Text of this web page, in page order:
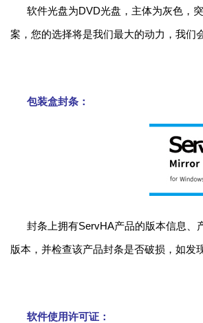
软件光盘为DVD光盘，主体为灰色，突
案，您的选择将是我们最大的动力，我们
包装盒封条：
封条上拥有ServHA产品的版本信息、
版本，并检查该产品封条是否破损，如发
软件使用许可证：